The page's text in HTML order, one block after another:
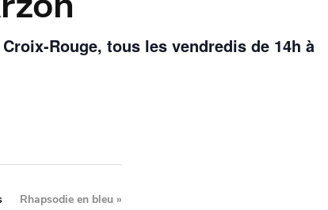
Rouge, tous les vendredis de 14h à
Rhapsodie en bleu »